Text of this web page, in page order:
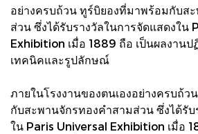
อย่างครบถ้วน ทูร์บิยองที่มาพร้อมกับส
ส่วน ซึ่งได้รับรางวัลในการจัดแสดงใน
Exhibition เมื่อ 1889 ถือ เป็นผลงาน
เทคนิคและรูปลักษณ์
ภายในโรงงานของตนเองอย่างครบถ้
กับสะพานจักรทองคำสามส่วน ซึ่งได้รับ
ใน Paris Universal Exhibition เมื่อ